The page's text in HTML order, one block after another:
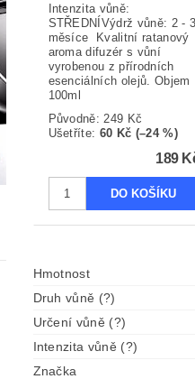
Intenzita vůně:
STŘEDNÍVýdrž vůně: 2 - 3
měsíce Kvalitní ratanový
aroma difuzér s vůní
vyrobenou z přírodních
esenciálních olejů. Objem
100ml
Původně: 249 Kč
Ušetříte: 60 Kč (–24 %)
189
Hmotnost
Druh vůně (?)
Určení vůně (?)
Intenzita vůně (?)
Značka